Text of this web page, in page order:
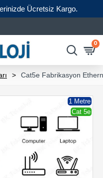
Ücretsiz Kargo.
0
Cat5e Fabrikasyon
1 Metre
Cat 5e